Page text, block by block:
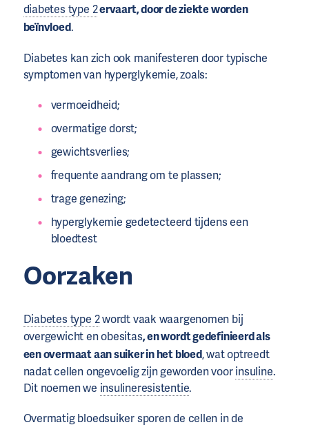
diabetes type 2ervaart, door de ziekte worden
beïnvloed.
Diabetes kan zich ook manifesteren door typische
symptomen van hyperglykemie, zoals:
vermoeidheid;
overmatige dorst;
gewichtsverlies;
frequente aandrang om te plassen;
trage genezing;
hyperglykemie gedetecteerd tijdens een
bloedtest
Oorzaken
Diabetes type 2wordt vaak waargenomen bij
overgewicht en obesitas, en wordt gedefinieerd als
een overmaat aan suiker in het bloed, wat optreedt
nadat cellen ongevoelig zijn geworden voorinsuline.
Dit noemen we insulineresistentie.
Overmatig bloedsuiker sporen de cellen in de